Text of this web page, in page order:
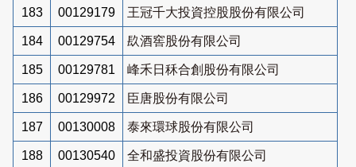
183 00129179 王冠千大投資控股股份有限公司
184 00129754 镹酒窖股份有限公司
185 00129781 峰禾日秝合創股份有限公司
186 00129972 臣唐股份有限公司
187 00130008 泰來環球股份有限公司
188 00130540 全和盛投資股份有限公司